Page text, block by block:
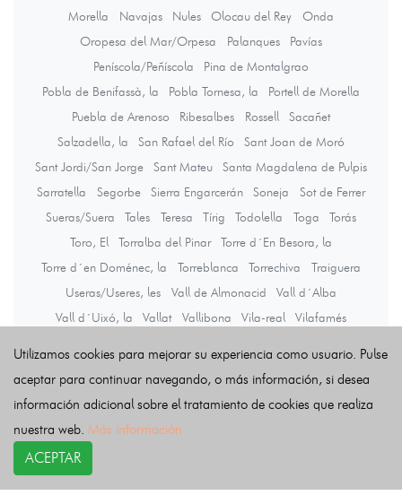
Morella
Navajas Nules Olocau del Rey
Onda
Oropesa del Mar/Orpesa
Palanques
Pavías
Peníscola/Peñíscola
Pina de Montalgrao
Pobla de Benifassà, la
Pobla Tornesa, la
Portell de Morella
Puebla de Arenoso
Ribesalbes Rossell
Sacañet
Salzadella, la
San Rafael del Río
Sant Joan de Moró
Sant Jordi/San Jorge
Sant Mateu
Santa Magdalena de Pulpis
Sarratella
Segorbe Sierra Engarcerán Soneja
Sot de Ferrer
Sueras/Suera
Tales Teresa Tírig Todolella Toga
Torás
Toro, El
Torralba del Pinar
Torre d´En Besora, la
Torre d´en Doménec, la
Torreblanca Torrechiva
Traiguera
Useras/Useres, les
Vall de Almonacid
Vall d´Alba
Vall d´Uixó, la
Vallat Vallibona Vila-real
Vilafamés
Utilizamos cookies para mejorar su experiencia como usuario. Pulse
aceptar para continuar navegando, o más información, si desea
información adicional sobre el tratamiento de cookies que realiza
nuestra web. Más información
ACEPTAR